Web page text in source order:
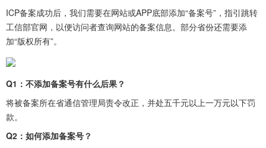
ICP备案成功后，我们需要在网站或APP底部添加“备案号”，指引跳转
工信部官网，以便访问者查询网站的备案信息。部分省份还需要添
加“版权所有”。
Q1：不添加备案号有什么后果？
将被备案所在省通信管理局责令改正，并处五千元以上一万元以下罚
款。
Q2：如何添加备案号？